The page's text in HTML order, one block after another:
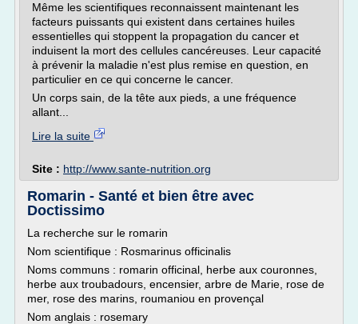
Même les scientifiques reconnaissent maintenant les
facteurs puissants qui existent dans certaines huiles
essentielles qui stoppent la propagation du cancer et
induisent la mort des cellules cancéreuses. Leur capacité
à prévenir la maladie n'est plus remise en question, en
particulier en ce qui concerne le cancer.
Un corps sain, de la tête aux pieds, a une fréquence
allant...
Lire la suite
Site : http://www.sante-nutrition.org
Romarin - Santé et bien être avec
Doctissimo
La recherche sur le romarin
Nom scientifique : Rosmarinus officinalis
Noms communs : romarin officinal, herbe aux couronnes,
herbe aux troubadours, encensier, arbre de Marie, rose de
mer, rose des marins, roumaniou en provençal
Nom anglais : rosemary